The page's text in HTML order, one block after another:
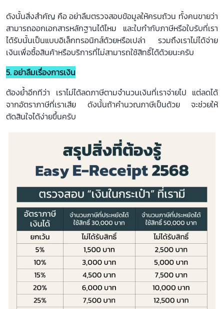
ดังนั้นสิ่งสำคัญ คือ อย่าลืมตรวจสอบข้อมูลให้ครบถ้วน ทั้งคนขายว่า
สามารถออกเอกสารหลักฐานได้ไหม และใบกำกับภาษีหรือใบรับที่เรา
ได้รับนั้นเป็นแบบอิเล็กทรอนิกส์ด้วยหรือเปล่า รวมถึงเราไม่ได้จ่าย
เงินเพื่อซื้อสินค้าหรือบริการที่ไม่สามารถใช้สิทธิ์ได้ด้วยนะครับ
5. อย่าลืมเรื่องการเงิน
ต้องย้ำอีกทีว่า เราไม่ได้ลดภาษีตามจำนวนเงินที่เราจ่ายไป แต่ลดได้
จากอัตราภาษีที่เราเสีย ดังนั้นถ้าคำนวณภาษีเป็นด้วย จะช่วยให้
ตัดสินใจได้ง่ายขึ้นครับ